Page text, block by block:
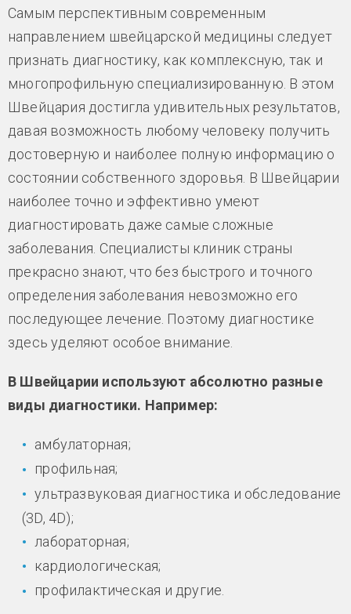
Самым перспективным современным
направлением швейцарской медицины следует
признать диагностику, как комплексную, так и
многопрофильную специализированную. В этом
Швейцария достигла удивительных результатов,
давая возможность любому человеку получить
достоверную и наиболее полную информацию о
состоянии собственного здоровья. В Швейцарии
наиболее точно и эффективно умеют
диагностировать даже самые сложные
заболевания. Специалисты клиник страны
прекрасно знают, что без быстрого и точного
определения заболевания невозможно его
последующее лечение. Поэтому диагностике
здесь уделяют особое внимание.
В Швейцарии используют абсолютно разные
виды диагностики. Например:
амбулаторная;
профильная;
ультразвуковая диагностика и обследование
(3D, 4D);
лабораторная;
кардиологическая;
профилактическая и другие.